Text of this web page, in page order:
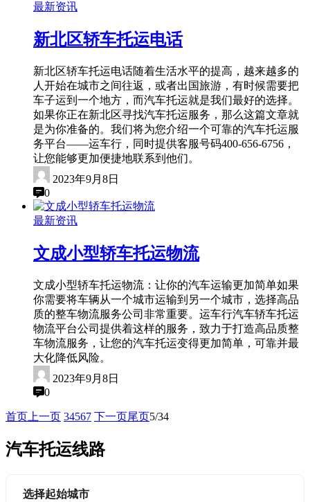
最新资讯
新北区轿车托运电话
新北区轿车托运电话随着生活水平的提高，越来越多的
人开始在城市之间往返，或者出国旅游，有时候需要把
车子运到一个地方，而汽车托运就是我们最好的选择。
如果你正在新北区寻找汽车托运服务，那么这篇文章就
是为你准备的。我们将为您介绍一个可靠的汽车托运服
务平台——运车行，同时提供客服号码400-656-6756，
让您能够更加便捷地联系到他们。
2023年9月8日
0
最新资讯
文成小型轿车托运物流
文成小型轿车托运物流：让你的汽车运输更加简单如果
你需要将车辆从一个城市运输到另一个城市，选择高品
质的整车物流服务公司非常重要。运车行汽车轿车托运
物流平台公司提供着这样的服务，致力于打造高品质整
车物流服务，让您的汽车托运变得更加简单，可靠并最
大化降低风险。
2023年9月8日
0
首页 上一页 34567 下一页尾页5/34
汽车托运线路
选择起始城市